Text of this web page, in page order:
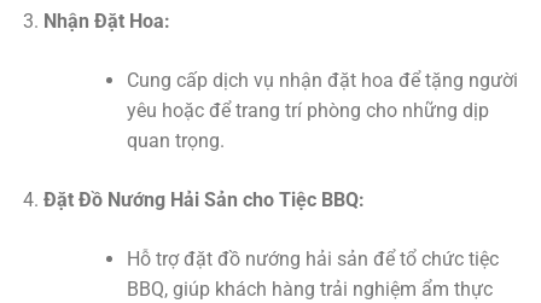
Nhận Đặt Hoa:
Cung cấp dịch vụ nhận đặt hoa để tặng người
yêu hoặc để trang trí phòng cho những dịp
quan trọng.
Đặt Đồ Nướng Hải Sản cho Tiệc BBQ:
Hỗ trợ đặt đồ nướng hải sản để tổ chức tiệc
BBQ, giúp khách hàng trải nghiệm ẩm thực